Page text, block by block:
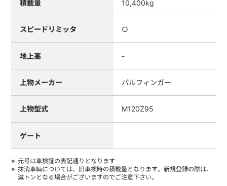
積載量 10,400kg
スピードリミッタ ○
地上高 -
上物メーカー パルフィンガー
上物型式 M120Z95
ゲート
元号は車検証の表記通りとなります
抹消車輌については、旧車検時の積載量となります。新規登録の際は、
減トンとなる場合がございますのでご注意下さい。